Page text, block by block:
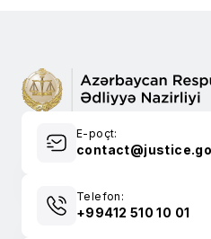
E-poçt:
Telefon:
+99412 510 10 01